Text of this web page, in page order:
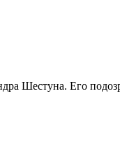
Шестуна. Его